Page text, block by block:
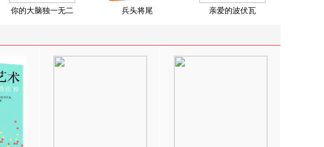
你的大脑独一无二 兵头将尾 亲爱的波伏瓦